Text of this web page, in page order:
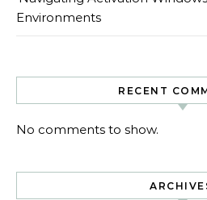
Environments
RECENT
No comments to show.